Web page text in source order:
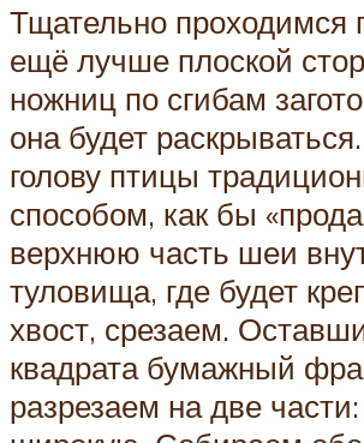
Тщательно проходимся
ещё лучше плоской
ножниц по сгибам
она будет
голову птицы
способом, как бы
верхнюю часть шеи
туловища, где будет
хвост, срезаем.
квадрата бумажный
разрезаем на две